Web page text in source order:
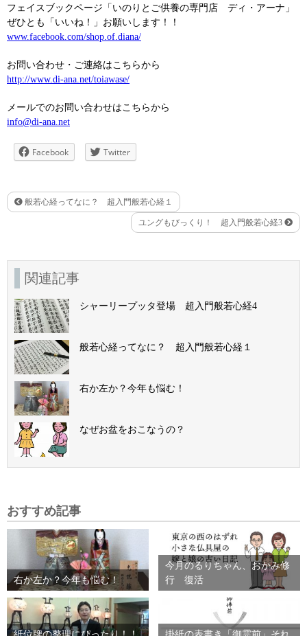
フェイスブックページ「いのりとご供養の専門店 ディ・アーナ」
ぜひとも「いいね！」お願いします！！
www.facebook.com/shop.of.diana/
お問い合わせ・ご連絡はこちらから
http://www.di-ana.net/toiawase/
メールでのお問い合わせはこちらから
info@di-ana.net
Facebook Twitter
般若心経ってなに？ 超入門般若心経１
ユングもびっくり！ 超入門般若心経3
関連記事
シャーリープッタ登場 超入門般若心経4
般若心経ってなに？ 超入門般若心経１
右か左か？今年も悩む！
なぜお盆をおこなうの？
おすすめ記事
右か左か？今年も悩む！
今月のるりちゃん、おかみ修
行 復活